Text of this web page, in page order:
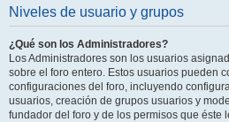
Niveles de usuario y grupos
¿Qué son los Administradores?
Los Administradores son los usuarios
sobre el foro entero. Estos usuarios pueden
configuraciones del foro, incluyendo
usuarios, creación de grupos usuarios y
fundador del foro y de los permisos que éste